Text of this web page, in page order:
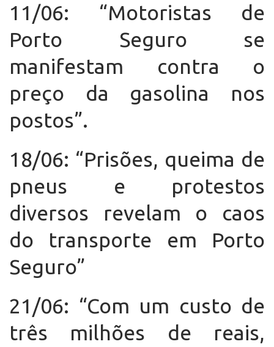
11/06: “Motoristas de
Porto Seguro se
manifestam contra o
preço da gasolina nos
postos”.
18/06: “Prisões, queima de
pneus e protestos
diversos revelam o caos
do transporte em Porto
Seguro”
21/06: “Com um custo de
três milhões de reais,